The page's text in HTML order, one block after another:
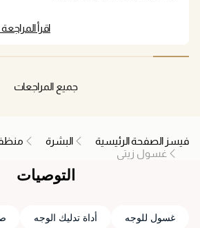
am looking for an alternative productاقرأ
جميع المراجعات
فيسز الصفحة الرئيسية البشرة
غسول زيتي
التوصيات
غسول للوجه أداة تدليك الوجه